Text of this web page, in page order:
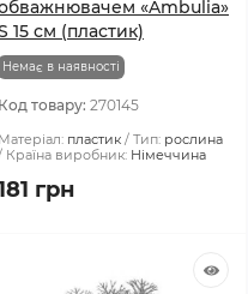
«Ambulia»
15 см (пластик)
Немає в наявності
Код товару: 270145
Матеріал: пластик Тип: рослина
Країна виробник: Німеччина
грн